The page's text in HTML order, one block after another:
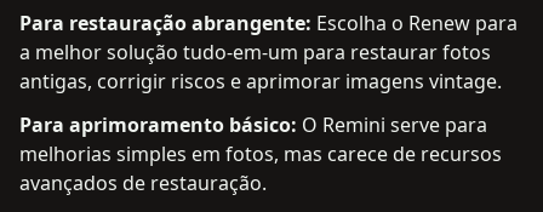
Para restauração abrangente: Escolha o Renew para
a melhor solução tudo-em-um para restaurar fotos
antigas, corrigir riscos e aprimorar imagens vintage.
Para aprimoramento básico: O Remini serve para
melhorias simples em fotos, mas carece de recursos
avançados de restauração.